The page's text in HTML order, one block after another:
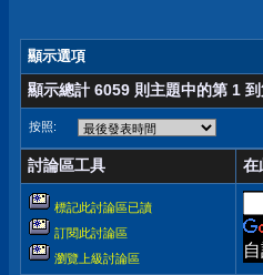
顯示選項
顯示總計 6059 則主題中的第 1 到
按照:
討論區工具 在
標記此討論區已讀
訂閱此討論區
瀏覽上級討論區